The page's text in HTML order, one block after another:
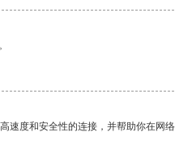
速度和安全性的连接，并帮助你在网络